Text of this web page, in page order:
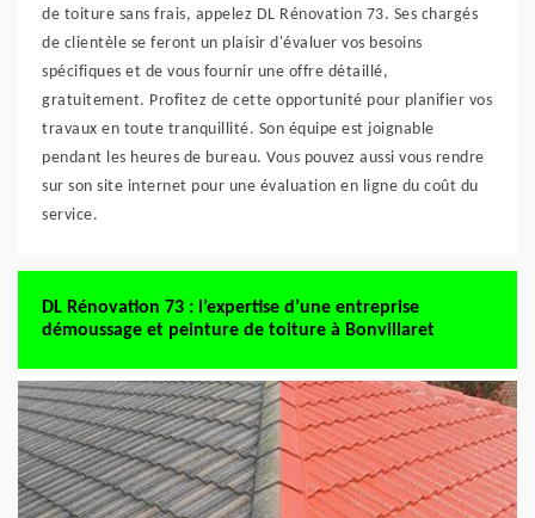
de toiture sans frais, appelez DL Rénovation 73. Ses chargés
de clientèle se feront un plaisir d'évaluer vos besoins
spécifiques et de vous fournir une offre détaillé,
gratuitement. Profitez de cette opportunité pour planifier vos
travaux en toute tranquillité. Son équipe est joignable
pendant les heures de bureau. Vous pouvez aussi vous rendre
sur son site internet pour une évaluation en ligne du coût du
service.
DL Rénovation 73 : l’expertise d’une entreprise
démoussage et peinture de toiture à Bonvillaret